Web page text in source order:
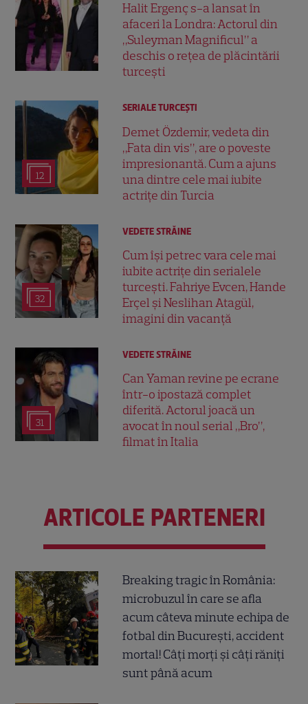
Halit Ergenç s-a lansat în
afaceri la Londra: Actorul din
„Suleyman Magnificul” a
deschis o rețea de plăcintării
turcești
12
SERIALE TURCEŞTI
Demet Özdemir, vedeta din
„Fata din vis”, are o poveste
impresionantă. Cum a ajuns
una dintre cele mai iubite
actrițe din Turcia
32
VEDETE STRĂINE
Cum își petrec vara cele mai
iubite actrițe din serialele
turcești. Fahriye Evcen, Hande
Erçel și Neslihan Atagül,
imagini din vacanță
31
VEDETE STRĂINE
Can Yaman revine pe ecrane
într-o ipostază complet
diferită. Actorul joacă un
avocat în noul serial „Bro”,
filmat în Italia
ARTICOLE PARTENERI
Breaking tragic în România:
microbuzul în care se afla
acum câteva minute echipa de
fotbal din București, accident
mortal! Câți morți și câți răniți
sunt până acum